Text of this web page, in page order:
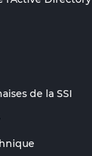
de la SSI